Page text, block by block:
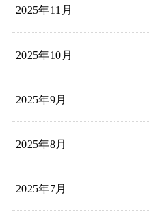
2025年11月
2025年10月
2025年9月
2025年8月
2025年7月